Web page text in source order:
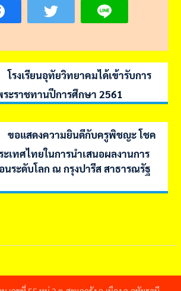
Previous
post:
โรงเรียนอุทัยวิทยาคมได้เข้ารับการ
ระราชทานปีการศึกษา 2561
post:
ขอแสดงความยินดีกับครูพิชญะ โชค
เทศไทยในการนำเสนอผลงานการ
นระดับโลก ณ กรุงปารีส สาธารณรัฐ